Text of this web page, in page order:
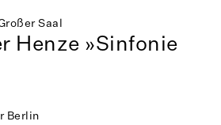
Saal
Henze »Sinfonie
Berlin